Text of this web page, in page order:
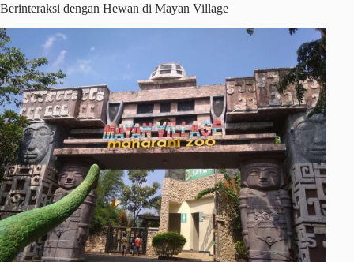
Berinteraksi dengan Hewan di Mayan Village